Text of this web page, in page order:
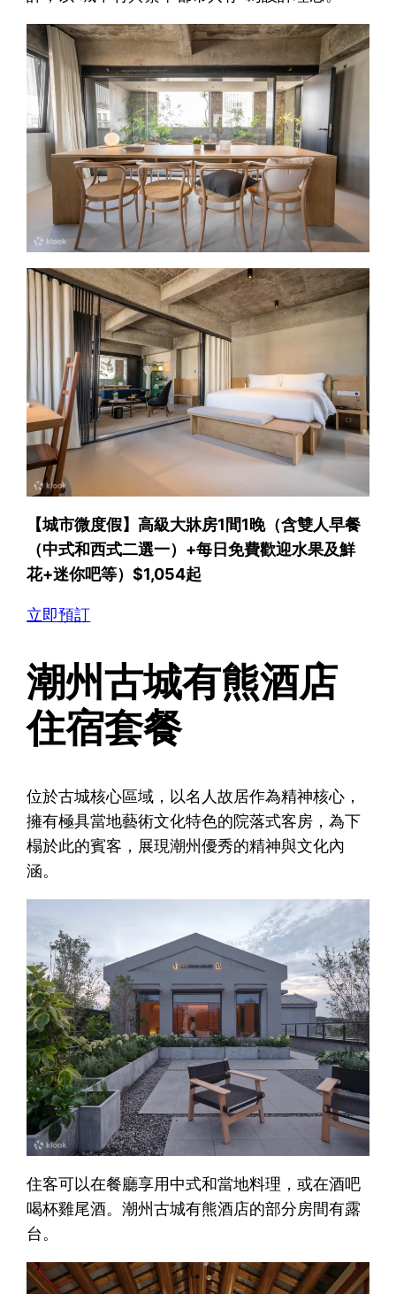
【城市微度假】高級大牀房1間1晚（含雙人早餐
（中式和西式二選一）+每日免費歡迎水果及鮮
花+迷你吧等）$1,054起
立即預訂
潮州古城有熊酒店
住宿套餐
位於古城核心區域，以名人故居作為精神核心，
擁有極具當地藝術文化特色的院落式客房，為下
榻於此的賓客，展現潮州優秀的精神與文化內
涵。
住客可以在餐廳享用中式和當地料理，或在酒吧
喝杯雞尾酒。潮州古城有熊酒店的部分房間有露
台。